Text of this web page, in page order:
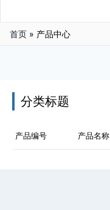
首页 » 产品中心
分类标题
产品编号 产品名称